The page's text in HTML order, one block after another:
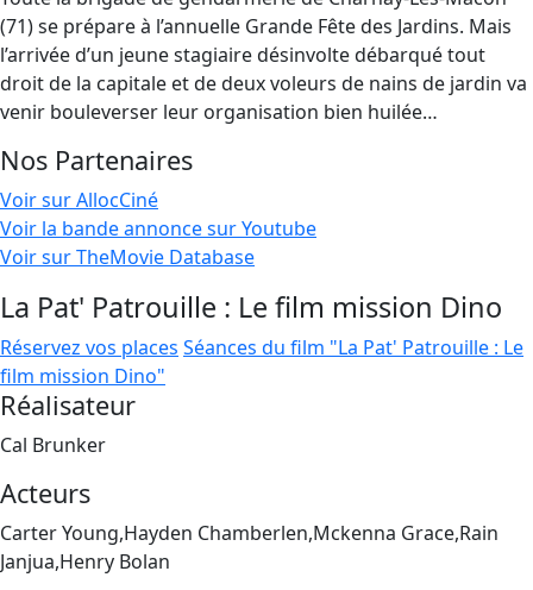
(71) se prépare à l’annuelle Grande Fête des Jardins. Mais
l’arrivée d’un jeune stagiaire désinvolte débarqué tout
droit de la capitale et de deux voleurs de nains de jardin va
venir bouleverser leur organisation bien huilée…
Nos Partenaires
Voir sur AllocCiné
Voir la bande annonce sur Youtube
Voir sur TheMovie Database
La Pat' Patrouille : Le film mission Dino
Réservez vos places Séances du film "La Pat' Patrouille : Le
film mission Dino"
Réalisateur
Cal Brunker
Acteurs
Carter Young,Hayden Chamberlen,Mckenna Grace,Rain
Janjua,Henry Bolan